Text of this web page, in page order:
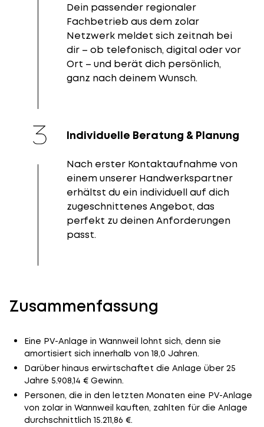
Dein passender regionaler
Fachbetrieb aus dem zolar
Netzwerk meldet sich zeitnah bei
dir – ob telefonisch, digital oder vor
Ort – und berät dich persönlich,
ganz nach deinem Wunsch.
Individuelle Beratung & Planung
Nach erster Kontaktaufnahme von
einem unserer Handwerkspartner
erhältst du ein individuell auf dich
zugeschnittenes Angebot, das
perfekt zu deinen Anforderungen
passt.
Zusammenfassung
Eine PV-Anlage in Wannweil lohnt sich, denn sie
amortisiert sich innerhalb von 18,0 Jahren.
Darüber hinaus erwirtschaftet die Anlage über 25
Jahre 5.908,14 € Gewinn.
Personen, die in den letzten Monaten eine PV-Anlage
von zolar in Wannweil kauften, zahlten für die Anlage
durchschnittlich 15.211,86 €.